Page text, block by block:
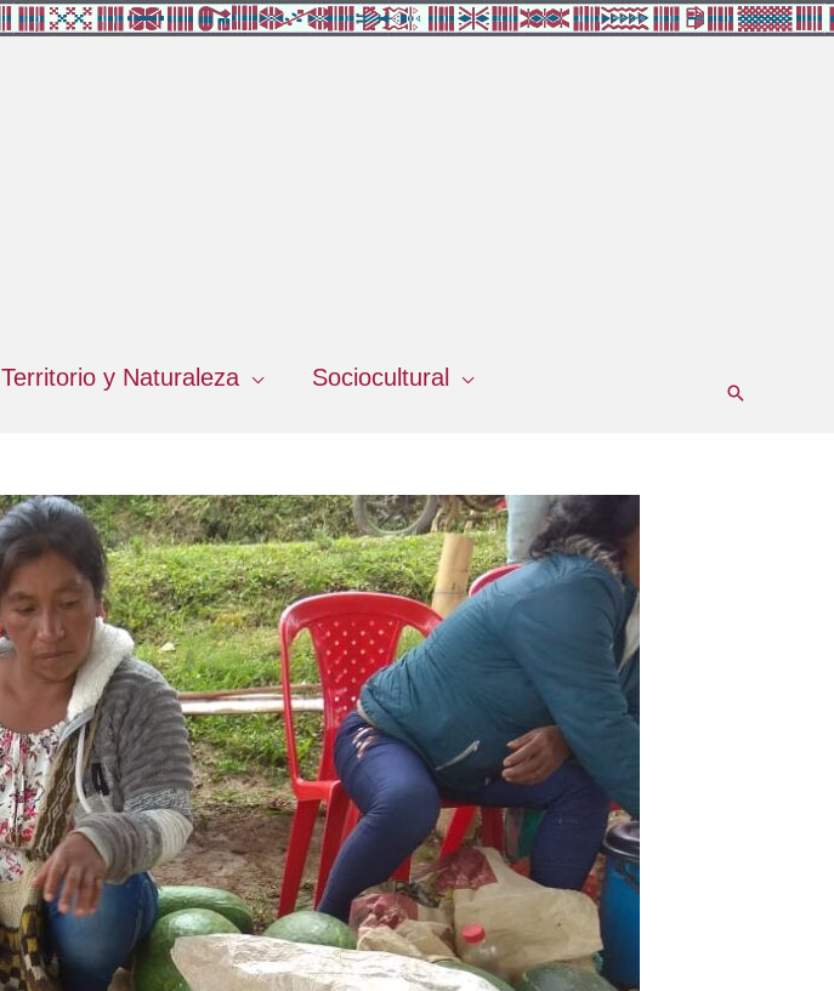
Territorio y Naturaleza
Sociocultural
Buscar